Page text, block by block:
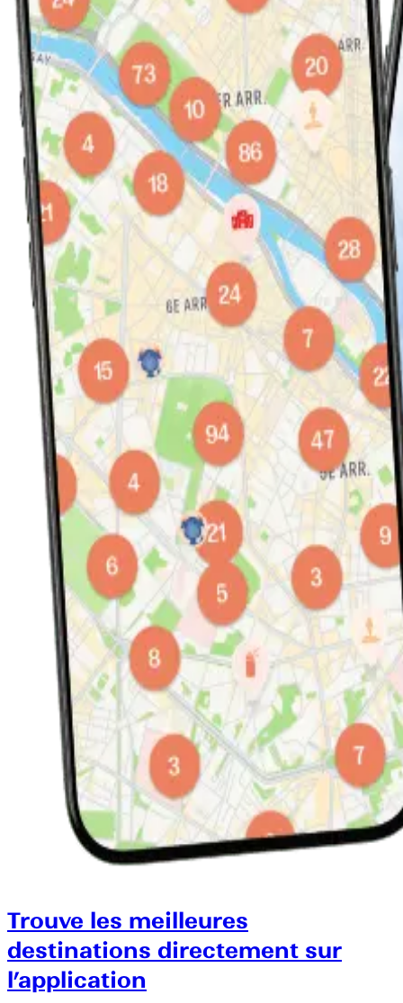
Trouve les meilleures
destinations directement sur
l’application